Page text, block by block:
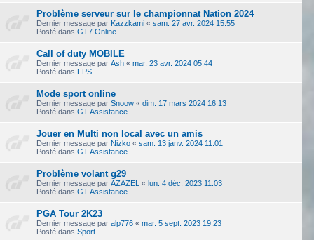
Problème serveur sur le championnat Nation 2024
Dernier message par Kazzkami « sam. 27 avr. 2024 15:55
Posté dans GT7 Online
Call of duty MOBILE
Dernier message par Ash « mar. 23 avr. 2024 05:44
Posté dans FPS
Mode sport online
Dernier message par Snoow « dim. 17 mars 2024 16:13
Posté dans GT Assistance
Jouer en Multi non local avec un amis
Dernier message par Nizko « sam. 13 janv. 2024 11:01
Posté dans GT Assistance
Problème volant g29
Dernier message par AZAZEL « lun. 4 déc. 2023 11:03
Posté dans GT Assistance
PGA Tour 2K23
Dernier message par alp776 « mar. 5 sept. 2023 19:23
Posté dans Sport